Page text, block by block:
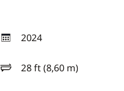
2024
año
28 ft (8,60 m)
eslora